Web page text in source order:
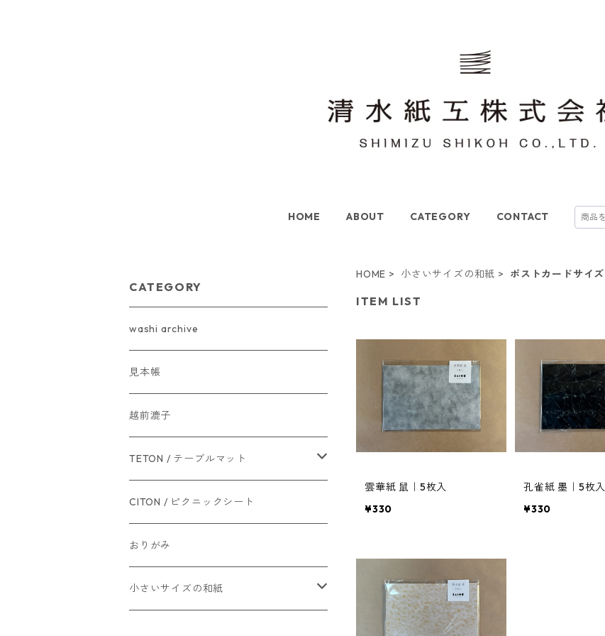
HOME ABOUT CATEGORY CONTACT
HOME 小さいサイズの和紙 ポストカードサイズ
ITEM LIST
雲華紙 鼠｜5枚入
¥330
孔雀紙 墨｜5枚入
¥330
CATEGORY
washi archive
見本帳
越前漉子
TETON / テーブルマット
L（100×70cm）
M（70×50cm）
CITON / ピクニックシート
おりがみ
小さいサイズの和紙